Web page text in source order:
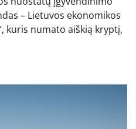
– Lietuvos ekonomikos
kuris numato aiškią kryptį,